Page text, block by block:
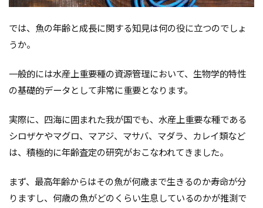
では、魚の年齢と成長に関する知見は何の役に立つのでしょ
うか。
一般的には水産上重要種の資源管理において、生物学的特性
の基礎的データとして非常に重要となります。
実際に、四海に囲まれた我が国でも、水産上重要な種である
シロザケやマグロ、マアジ、マサバ、マダラ、カレイ類など
は、積極的に年齢査定の研究がおこなわれてきました。
まず、最高年齢からはその魚が何歳まで生きるのか寿命が分
りますし、何歳の魚がどのくらい生息しているのかが推測で